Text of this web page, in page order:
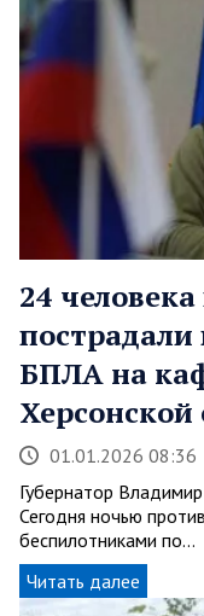
24
пострадали
БПЛА на
Херсонской
01.01.2026 08:36
Губернатор
Сегодня ночью
беспилотниками по…
Читать далее